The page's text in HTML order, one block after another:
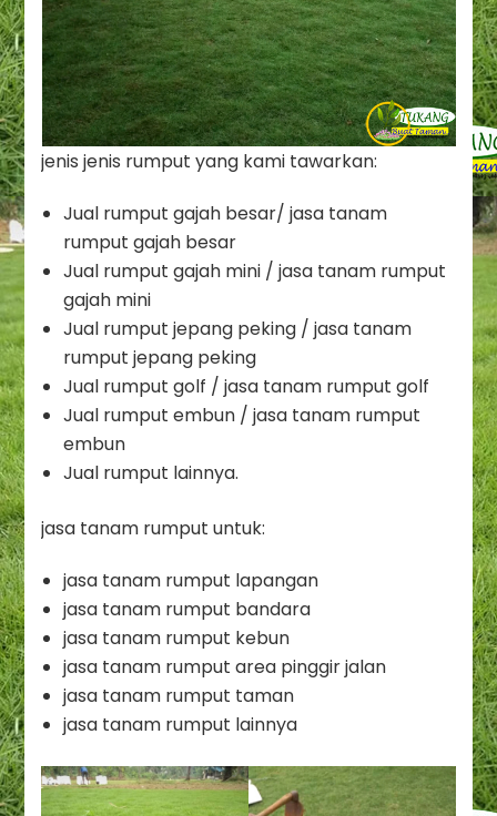
jenis jenis rumput yang kami tawarkan:
Jual rumput gajah besar/ jasa tanam
rumput gajah besar
Jual rumput gajah mini / jasa tanam rumput
gajah mini
Jual rumput jepang peking / jasa tanam
rumput jepang peking
Jual rumput golf / jasa tanam rumput golf
Jual rumput embun / jasa tanam rumput
embun
Jual rumput lainnya.
jasa tanam rumput untuk:
jasa tanam rumput lapangan
jasa tanam rumput bandara
jasa tanam rumput kebun
jasa tanam rumput area pinggir jalan
jasa tanam rumput taman
jasa tanam rumput lainnya